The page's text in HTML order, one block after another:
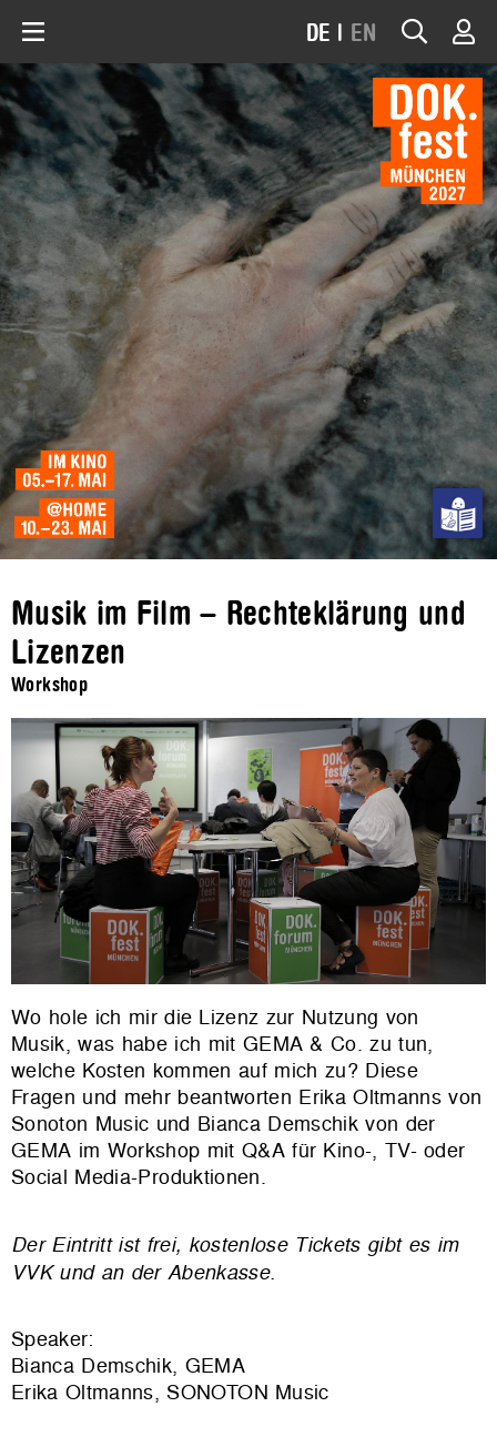
DE | EN
Musik im Film – Rechteklärung und
Lizenzen
Workshop
Wo hole ich mir die Lizenz zur Nutzung von
Musik, was habe ich mit GEMA & Co. zu tun,
welche Kosten kommen auf mich zu? Diese
Fragen und mehr beantworten Erika Oltmanns von
Sonoton Music und Bianca Demschik von der
GEMA im Workshop mit Q&A für Kino-, TV- oder
Social Media-Produktionen.
Der Eintritt ist frei, kostenlose Tickets gibt es im
VVK und an der Abenkasse.
Speaker:
Bianca Demschik, GEMA
Erika Oltmanns, SONOTON Music